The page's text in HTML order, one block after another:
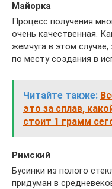
Майорка
Процесс получения
очень качественная.
жемчуга в этом
по месту создания в
Читайте также:
это за сплав,
стоит 1 грамм
Римский
Бусинки из полого
придуман в